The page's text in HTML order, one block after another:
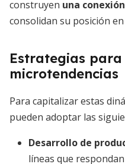
construyen una
consolidan su posición
Estrategias
microtendencias
Para capitalizar estas
pueden adoptar las
Desarrollo de
líneas que